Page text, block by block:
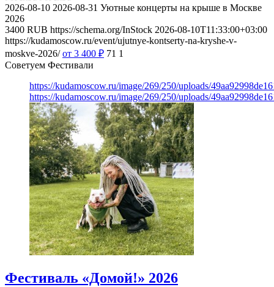
2026-08-10 2026-08-31 Уютные концерты на крыше в Москве
2026
3400 RUB https://schema.org/InStock 2026-08-10T11:33:00+03:00
https://kudamoscow.ru/event/ujutnye-kontserty-na-kryshe-v-
moskve-2026/ от 3 400 ₽ 71 1
Советуем Фестивали
https://kudamoscow.ru/image/269/250/uploads/
https://kudamoscow.ru/image/269/250/uploads/
Фестиваль «Домой!» 2026